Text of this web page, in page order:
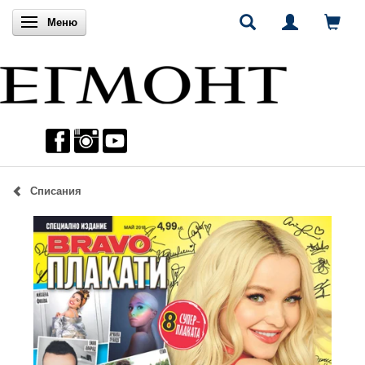
Включи навигацията
Меню
Списания